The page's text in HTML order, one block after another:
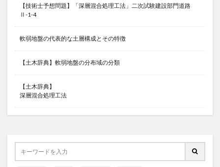
【技術士予想問題】「深層混合処理工法」二次試験建設部門道路
Ⅱ-1-4
軟弱地盤の代表的な土層構成とその特徴
【土木辞典】軟弱地盤の分布域の分類
【土木辞典】
深層混合処理工法